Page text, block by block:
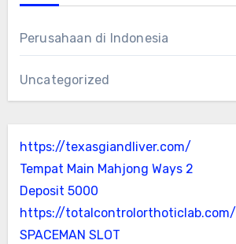
Perusahaan di Indonesia
Uncategorized
https://texasgiandliver.com/
Tempat Main Mahjong Ways 2
Deposit 5000
https://totalcontrolorthoticlab.com/
SPACEMAN SLOT